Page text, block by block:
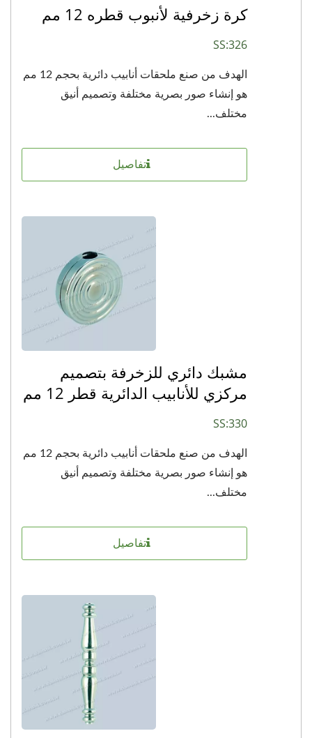
كرة زخرفية لأنبوب قطره 12 مم
SS:326
الهدف من صنع ملحقات أنابيب دائرية بحجم 12 مم
هو إنشاء صور بصرية مختلفة وتصميم أنيق
مختلف...
تفاصيل
مشبك دائري للزخرفة بتصميم
مركزي للأنابيب الدائرية قطر 12 مم
SS:330
الهدف من صنع ملحقات أنابيب دائرية بحجم 12 مم
هو إنشاء صور بصرية مختلفة وتصميم أنيق
مختلف...
تفاصيل